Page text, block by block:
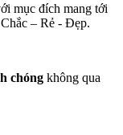
mục đích mang tới
– Rẻ - Đẹp.
chóng không qua